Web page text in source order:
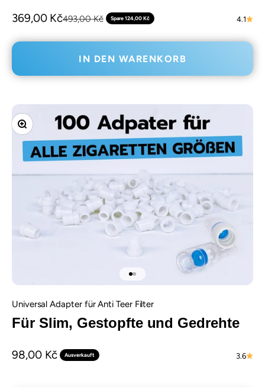
Angebot
369,00 KčRegulärer Preis
493,00 Kč Spare 124,00 Kč 4.1
IN DEN WARENKORB
Bild vergrößern
Universal Adapter für Anti Teer Filter
Für Slim, Gestopfte und Gedrehte
Angebot
98,00 Kč Ausverkauft 3.6